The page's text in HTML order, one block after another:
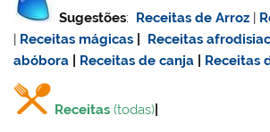
Sugestões: Receitas de Arroz
Receitas mágicas Receitas
abóbora
Receitas de canja Receitas
Receitas (todas)